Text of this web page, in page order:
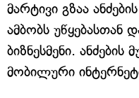
მარტივი გზაა
ამბობს უწყებასთან
ბიზნესმენი. ანძების
მობილური